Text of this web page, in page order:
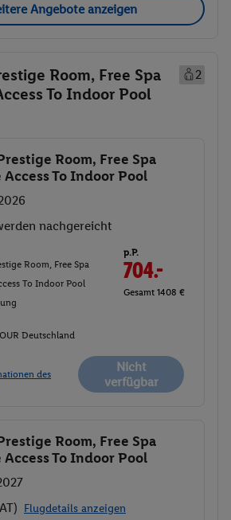
Angebote anzeigen
Room, Free Spa
To Indoor Pool
2
Room, Free Spa
Access To Indoor Pool
nachgereicht
Room, Free Spa
To Indoor Pool
p.P.
704.-
Gesamt 1408 €
Deutschland
des
Nicht
verfügbar
Room, Free Spa
Access To Indoor Pool
Flugdetails anzeigen